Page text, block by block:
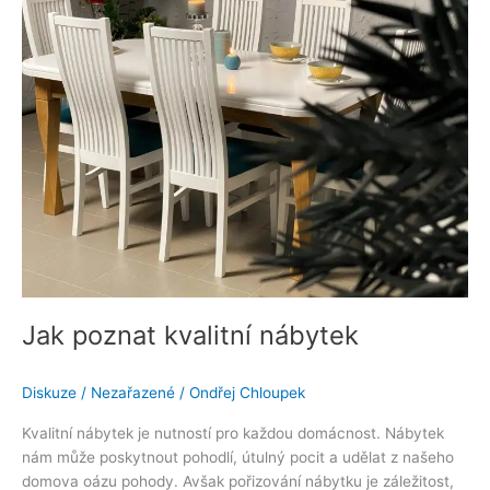
Jak poznat kvalitní nábytek
Diskuze / Nezařazené / Ondřej Chloupek
Kvalitní nábytek je nutností pro každou domácnost. Nábytek
nám může poskytnout pohodlí, útulný pocit a udělat z našeho
domova oázu pohody. Avšak pořizování nábytku je záležitost,
kvalitní
nábytek